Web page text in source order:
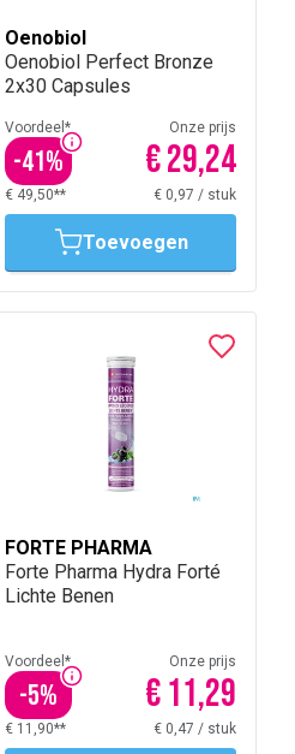
Oenobiol
Oenobiol Perfect Bronze
2x30 Capsules
Voordeel*
-41%
Onze prijs
€ 29,24
€ 49,50** € 0,97 / stuk
Toevoegen
FORTE PHARMA
Forte Pharma Hydra Forté
Lichte Benen
Voordeel*
-5%
Onze prijs
€ 11,29
€ 11,90** € 0,47 / stuk